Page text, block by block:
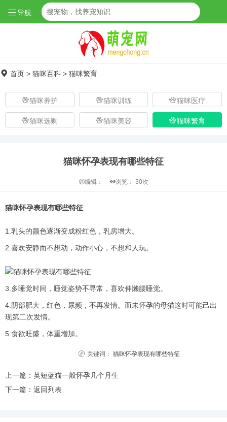
导航
首页 > 猫咪百科 > 猫咪繁育
猫咪养护 猫咪训练 猫咪医疗
猫咪选购 猫咪美容 猫咪繁育
猫咪怀孕表现有哪些特征
编辑： 浏览： 30次
猫咪怀孕表现有哪些特征
1.乳头的颜色逐渐变成粉红色，乳房增大。
2.喜欢安静而不想动，动作小心，不想和人玩。
3.多睡觉时间，睡觉姿势不寻常，喜欢伸懒腰睡觉。
4.阴部肥大，红色，尿频，不再发情。而未怀孕的母猫这时可能己出
现第二次发情。
5.食欲旺盛，体重增加。
关键词： 猫咪怀孕表现有哪些特征
上一篇： 英短蓝猫一般怀孕几个月生
下一篇： 返回列表